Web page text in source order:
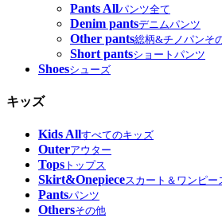
Pants Allパンツ全て
Denim pantsデニムパンツ
Other pants総柄&チノパンそ
Short pantsショートパンツ
Shoesシューズ
キッズ
Kids Allすべてのキッズ
Outerアウター
Tops トップス
Skirt&Onepieceスカート＆ワンピー
Pantsパンツ
Othersその他